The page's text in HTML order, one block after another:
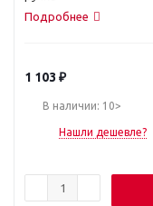
Подробнее
1 103 ₽
В наличии: 10>
Нашли дешевле?